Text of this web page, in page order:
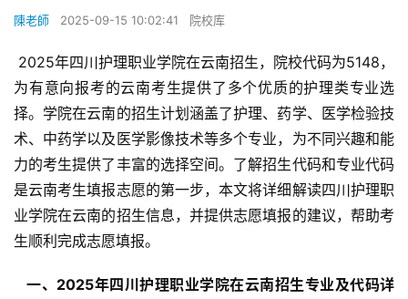
陳老師 2025-09-15 10:02:41 院校库
为有意向报考的云南考生提供了多个优质的护理类专业选
择。学院在云南的招生计划涵盖了护理、药学、医学检验技
术、中药学以及医学影像技术等多个专业，为不同兴趣和能
力的考生提供了丰富的选择空间。了解招生代码和专业代码
是云南考生填报志愿的第一步，本文将详细解读四川护理职
业学院在云南的招生信息，并提供志愿填报的建议，帮助考
生顺利完成志愿填报。
  一、2025年四川护理职业学院在云南招生专业及代码详